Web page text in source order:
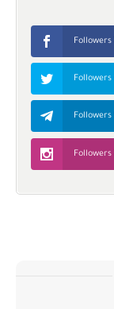
Followers
Followers
Followers
Followers